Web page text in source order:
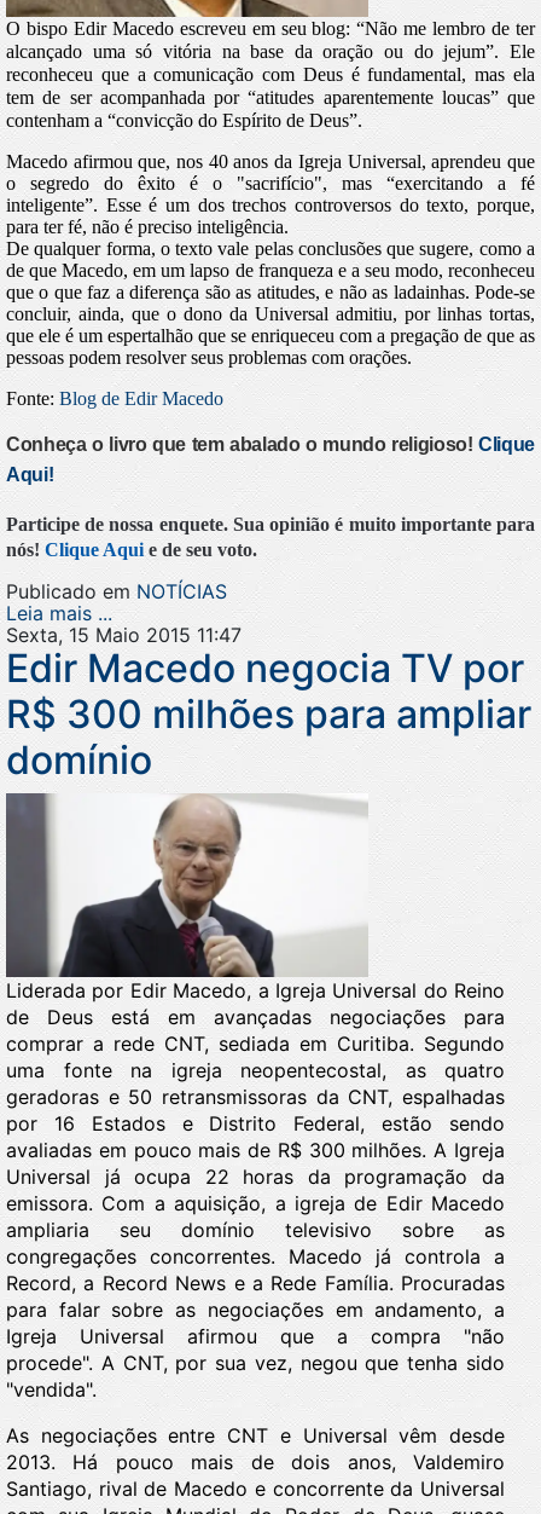
O bispo Edir Macedo escreveu em seu blog: “Não me lembro de ter
alcançado uma só vitória na base da oração ou do jejum”. Ele
reconheceu que a comunicação com Deus é fundamental, mas ela
tem de ser acompanhada por “atitudes aparentemente loucas” que
contenham a “convicção do Espírito de Deus”.
Macedo afirmou que, nos 40 anos da Igreja Universal, aprendeu que
o segredo do êxito é o "sacrifício", mas “exercitando a fé
inteligente”. Esse é um dos trechos controversos do texto, porque,
para ter fé, não é preciso inteligência.
De qualquer forma, o texto vale pelas conclusões que sugere, como a
de que Macedo, em um lapso de franqueza e a seu modo, reconheceu
que o que faz a diferença são as atitudes, e não as ladainhas. Pode-se
concluir, ainda, que o dono da Universal admitiu, por linhas tortas,
que ele é um espertalhão que se enriqueceu com a pregação de que as
pessoas podem resolver seus problemas com orações.
Fonte: Blog de Edir Macedo
Conheça o livro que tem abalado o mundo religioso!Clique
Aqui!
Participe de nossa enquete. Sua opinião é muito importante para
nós! Clique Aqui e de seu voto.
Publicado em NOTÍCIAS
Leia mais ...
Sexta, 15 Maio 2015 11:47
Edir Macedo negocia TV por
R$ 300 milhões para ampliar
domínio
Liderada por Edir Macedo, a Igreja Universal do Reino
de Deus está em avançadas negociações para
comprar a rede CNT, sediada em Curitiba. Segundo
uma fonte na igreja neopentecostal, as quatro
geradoras e 50 retransmissoras da CNT, espalhadas
por 16 Estados e Distrito Federal, estão sendo
avaliadas em pouco mais de R$ 300 milhões. A Igreja
Universal já ocupa 22 horas da programação da
emissora. Com a aquisição, a igreja de Edir Macedo
ampliaria seu domínio televisivo sobre as
congregações concorrentes. Macedo já controla a
Record, a Record News e a Rede Família. Procuradas
para falar sobre as negociações em andamento, a
Igreja Universal afirmou que a compra "não
procede". A CNT, por sua vez, negou que tenha sido
"vendida".
As negociações entre CNT e Universal vêm desde
2013. Há pouco mais de dois anos, Valdemiro
Santiago, rival de Macedo e concorrente da Universal